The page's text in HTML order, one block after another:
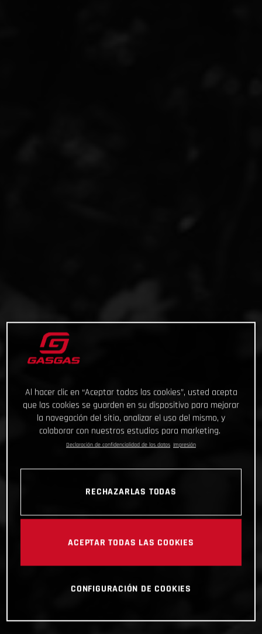
Al hacer clic en “Aceptar todas las cookies”, usted acepta
que las cookies se guarden en su dispositivo para mejorar
la navegación del sitio, analizar el uso del mismo, y
colaborar con nuestros estudios para marketing.
Declaración de confidencialidad de los datos Impresión
RECHAZARLAS TODAS
ACEPTAR TODAS LAS COOKIES
CONFIGURACIÓN DE COOKIES